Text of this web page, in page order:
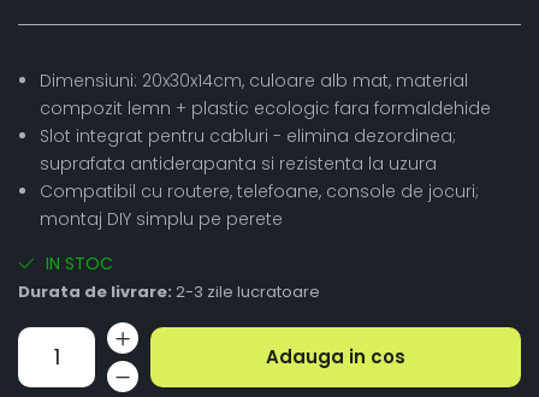
Dimensiuni: 20x30x14cm, culoare alb mat, material
compozit lemn + plastic ecologic fara formaldehide
Slot integrat pentru cabluri - elimina dezordinea;
suprafata antiderapanta si rezistenta la uzura
Compatibil cu routere, telefoane, console de jocuri;
montaj DIY simplu pe perete
IN STOC
Durata de livrare: 2-3 zile lucratoare
Adauga in cos